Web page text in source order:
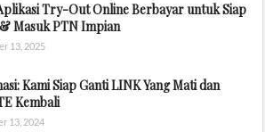
Try-Out Online Berbayar untuk Siap
Masuk PTN Impian
13, 2025
Kami Siap Ganti LINK Yang Mati dan
Kembali
13, 2024